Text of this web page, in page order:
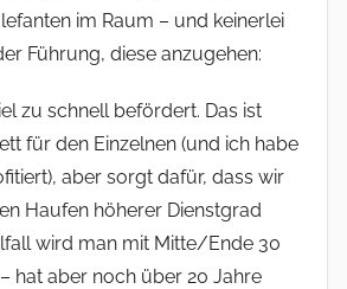
im Raum – und keinerlei
Führung, diese anzugehen:
zu schnell befördert. Das ist
für den Einzelnen (und ich habe
aber sorgt dafür, dass wir
Haufen höherer Dienstgrad
wird man mit Mitte/Ende 30
hat aber noch über 20 Jahre